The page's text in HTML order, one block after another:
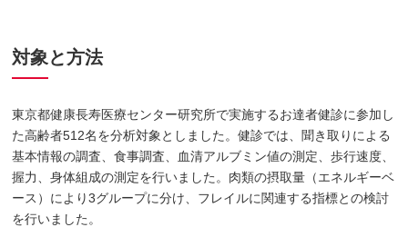
対象と方法
東京都健康長寿医療センター研究所で実施するお達者健診に参加し
た高齢者512名を分析対象としました。健診では、聞き取りによる
基本情報の調査、食事調査、血清アルブミン値の測定、歩行速度、
握力、身体組成の測定を行いました。肉類の摂取量（エネルギーベ
ース）により3グループに分け、フレイルに関連する指標との検討
を行いました。